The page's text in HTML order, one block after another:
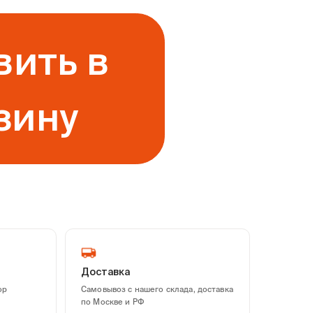
в
Доставка
Самовывоз с нашего склада, доставка
по Москве и РФ